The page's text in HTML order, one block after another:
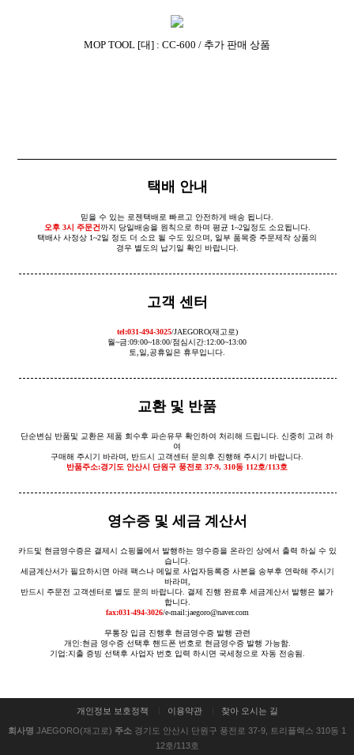
MOP TOOL [대] : CC-600 / 추가 판매 상품
택배 안내
믿을 수 있는 로젠택배로 빠르고 안전하게 배송 됩니다.
오후 3시 주문건까지 당일배송을 원칙으로 하며 평균 1~2일정도 소요됩니다.
택배사 사정상 1~2일 정도 더 소요 될 수도 있으며, 일부 품목중 주문제작 상품의
경우 별도의 납기일 확인 바랍니다.
고객 센터
tel:031-494-3025/JAEGORO(재고로)
월~금:09:00~18:00/점심시간:12:00~13:00
토,일,공휴일은 휴무입니다.
교환 및 반품
단순변심 반품및 교환은 제품 회수후 파손유무 확인하여 처리해 드립니다. 신중히 고려 하
여
구매해 주시기 바라며, 반드시 고객센터 문의후 진행해 주시기 바랍니다.
반품주소:경기도 안산시 단원구 풍전로 37-9, 310동 112호/113호
영수증 및 세금 계산서
카드및 현금영수증은 결제시 쇼핑몰에서 발행하는 영수증을 온라인 상에서 출력 하실 수 있
습니다.
세금계산서가 필요하시면 아래 팩스나 메일로 사업자등록증 사본을 송부후 연락해 주시기
바라며,
반드시 주문전 고객센터로 별도 문의 바랍니다. 결제 진행 완료후 세금계산서 발행은 불가
합니다.
fax:031-494-3026/e-mail:jaegoro@naver.com
무통장 입금 진행후 현금영수증 발행 관련
개인:현금 영수증 선택후 핸드폰 번호로 현금영수증 발행 가능함.
기업:지출 증빙 선택후 사업자 번호 입력 하시면 국세청으로 자동 전송됨.
개인정보 보호정책 이용약관 찾아 오시는 길
회사명 JAEGORO(재고로) 주소 경기도 안산시 단원구 풍전로 37-9, 트리플렉스 310동 1
12호/113호